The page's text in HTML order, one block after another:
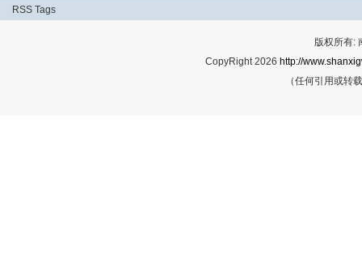
RSS Tags
版权所有:
CopyRight 2026 http://
（任何引用或转